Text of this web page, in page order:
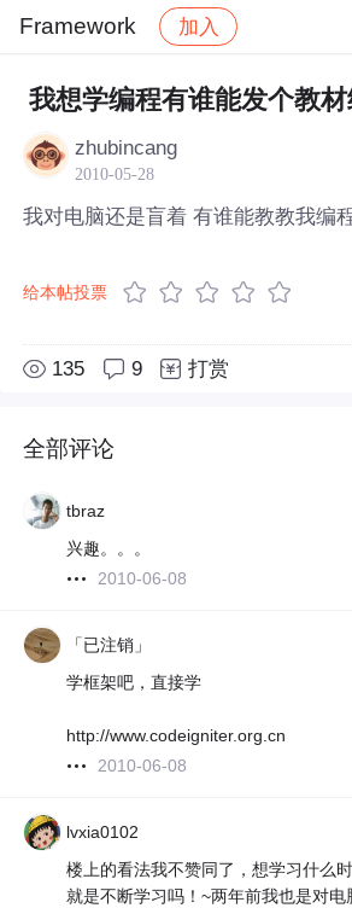
Framework 加入
社区 Framework 帖子详情
我想学编程有谁能发个教
zhubincang
2010-05-28
我对电脑还是盲着 有谁能教教我编
给本帖投票
135 9 打赏
全部评论
tbraz
兴趣。。。
2010-06-08
「已注销」
学框架吧，直接学
http://www.codeigniter.org.cn
2010-06-08
lvxia0102
楼上的看法我不赞同了，想学习什么
就是不断学习吗！~两年前我也是对电